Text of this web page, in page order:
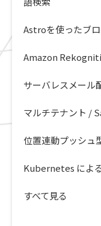
Astroを使ったブ
Amazon
サーバレスメール
マルチテナント /
位置連動プッシュ
Kubernetes によ
すべて見る